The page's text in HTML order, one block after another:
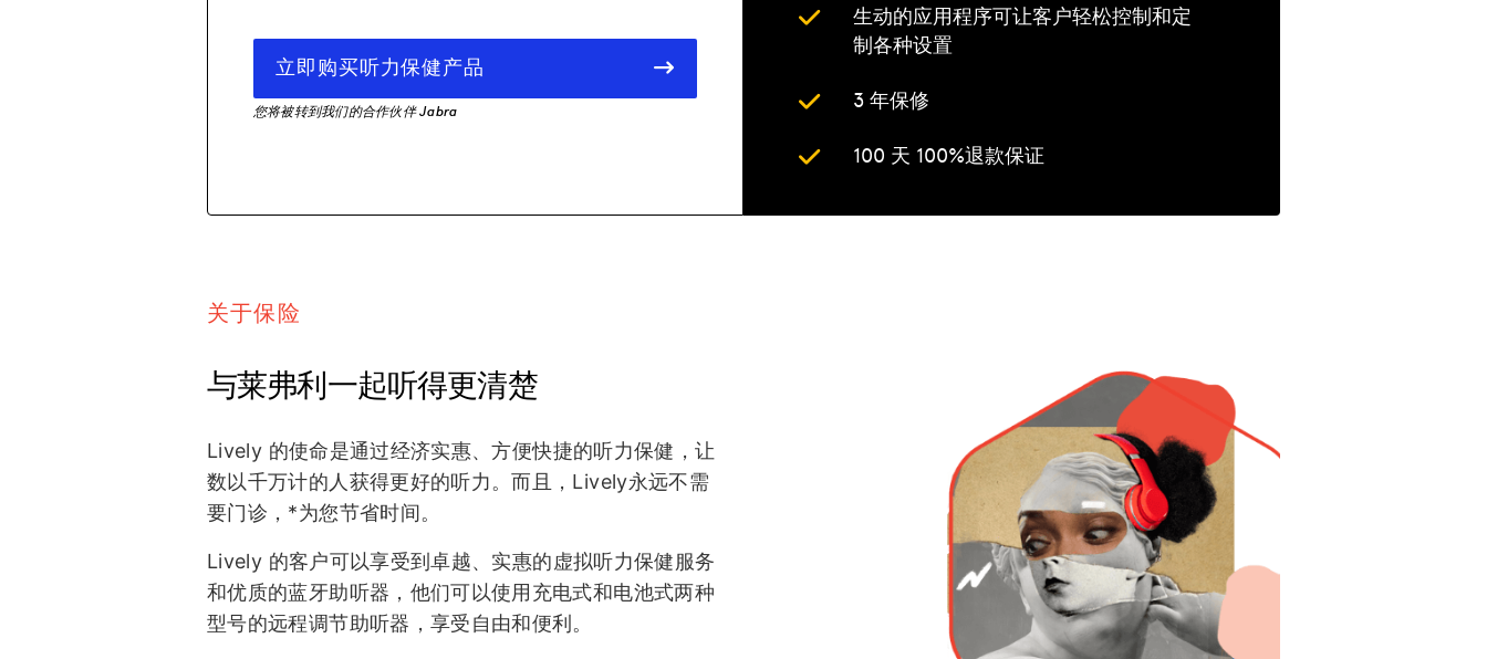
立即购买听力保健产品
您将被转到我们的合作伙伴 Jabra
生动的应用程序可让客户轻松控制和定
制各种设置
3 年保修
100 天 100%退款保证
关于保险
与莱弗利一起听得更清楚
Lively 的使命是通过经济实惠、方便快捷的听力保健，让
数以千万计的人获得更好的听力。而且，Lively永远不需
要门诊，*为您节省时间。
Lively 的客户可以享受到卓越、实惠的虚拟听力保健服务
和优质的蓝牙助听器，他们可以使用充电式和电池式两种
型号的远程调节助听器，享受自由和便利。